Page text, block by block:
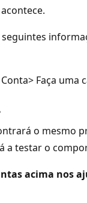
Faça uma
o mesmo
a testar o
acima nos